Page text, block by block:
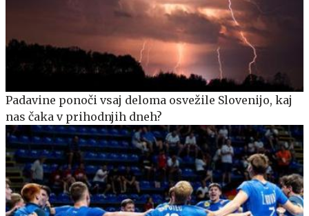
Padavine ponoči vsaj deloma osvežile Slovenijo, kaj
nas čaka v prihodnjih dneh?